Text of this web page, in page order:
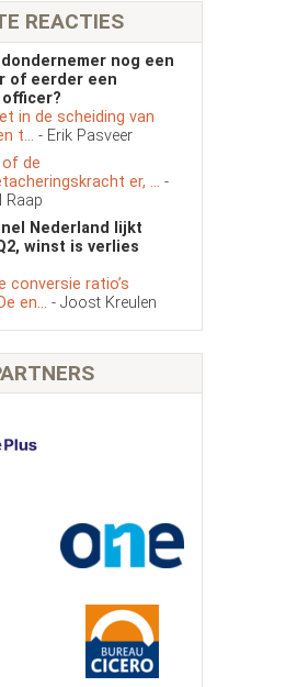
REACTIES
nog een
of eerder een
in de scheiding van
t... - Erik Pasveer
of de
er, ... -
Raap
Nederland lijkt
winst is verlies
conversie ratio’s
en... - Joost Kreulen